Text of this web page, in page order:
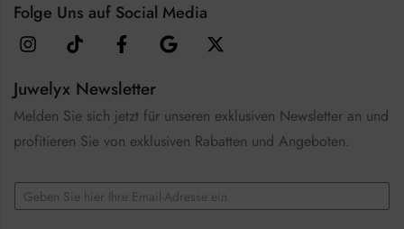
Folge Uns auf Social Media
Juwelyx Newsletter
Melden Sie sich jetzt für unseren exklusiven Newsletter an und
profitieren Sie von exklusiven Rabatten und Angeboten.
E
m